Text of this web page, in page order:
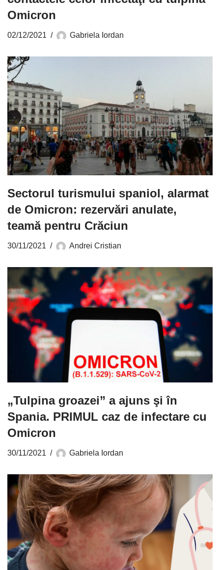
Omicron
02/12/2021 Gabriela Iordan
Sectorul turismului spaniol, alarmat
de Omicron: rezervări anulate,
teamă pentru Crăciun
30/11/2021 Andrei Cristian
„Tulpina groazei” a ajuns şi în
Spania. PRIMUL caz de infectare cu
Omicron
30/11/2021 Gabriela Iordan